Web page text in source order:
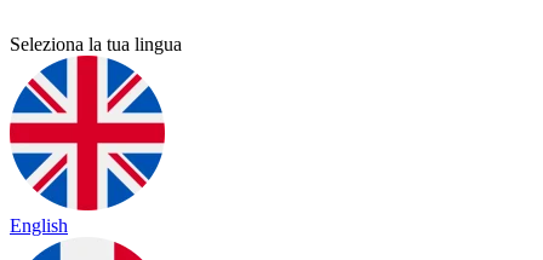
Seleziona la tua lingua
English